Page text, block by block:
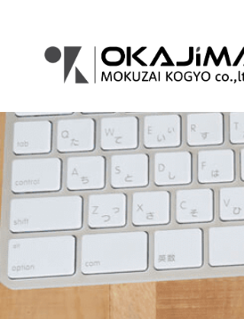
へ
ス
キ
ッ
プ
ョ
ン
に
移
動